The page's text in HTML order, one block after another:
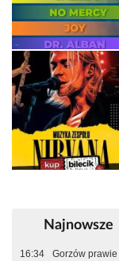
Najnowsze
16:34
Gorzów prawie